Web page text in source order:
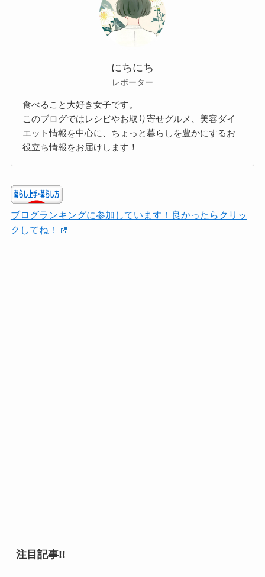
にちにち
レポーター
食べること大好き女子です。
このブログではレシピやお取り寄せグルメ、美容ダイ
エット情報を中心に、ちょっと暮らしを豊かにするお
役立ち情報をお届けします！
ブログランキングに参加しています！良かったらクリッ
クしてね！
注目記事!!